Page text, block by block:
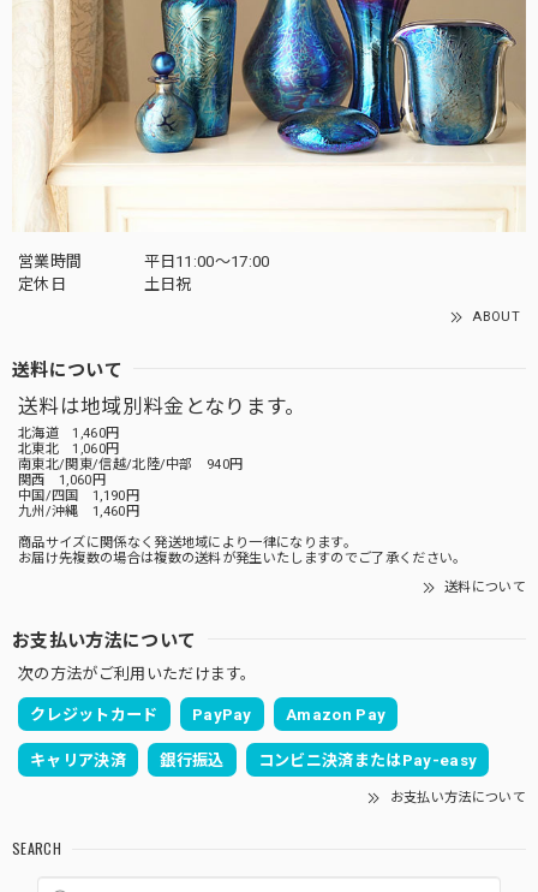
営業時間
平日11:00～17:00
定休日
土日祝
ABOUT
送料について
送料は地域別料金となります。
北海道 1,460円
北東北 1,060円
南東北/関東/信越/北陸/中部 940円
関西 1,060円
中国/四国 1,190円
九州/沖縄 1,460円
商品サイズに関係なく発送地域により一律になります。
お届け先複数の場合は複数の送料が発生いたしますのでご了承ください。
送料について
お支払い方法について
次の方法がご利用いただけます。
クレジットカード PayPay Amazon Pay
キャリア決済 銀行振込 コンビニ決済またはPay-easy
お支払い方法について
SEARCH